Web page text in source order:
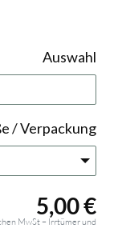
Auswahl
/ Verpackung
5,00 €
MwSt – Irrtümer und